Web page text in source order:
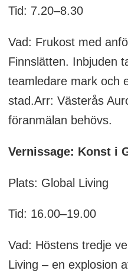
Tid: 7.20–8.30
Vad: Frukost med
Finnslätten. Inbjuden
teamledare mark och
stad.Arr: Västerås
föranmälan behövs.
Vernissage: Konst i
Plats: Global Living
Tid: 16.00–19.00
Vad: Höstens tredje
Living – en explosion